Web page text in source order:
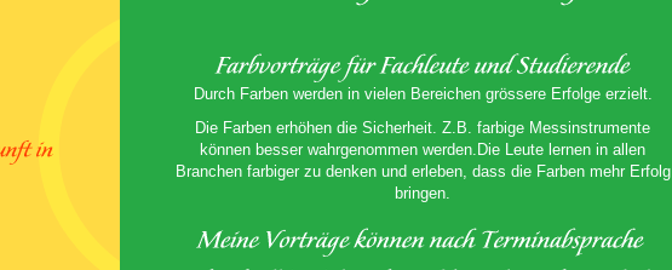
Durch Farben werden in vielen Bereichen grössere Erfolge erzielt.
Die Farben erhöhen die Sicherheit. Z.B. farbige Messinstrumente
können besser wahrgenommen werden.Die Leute lernen in allen
Branchen farbiger zu denken und erleben, dass die Farben mehr Erfolg
bringen.